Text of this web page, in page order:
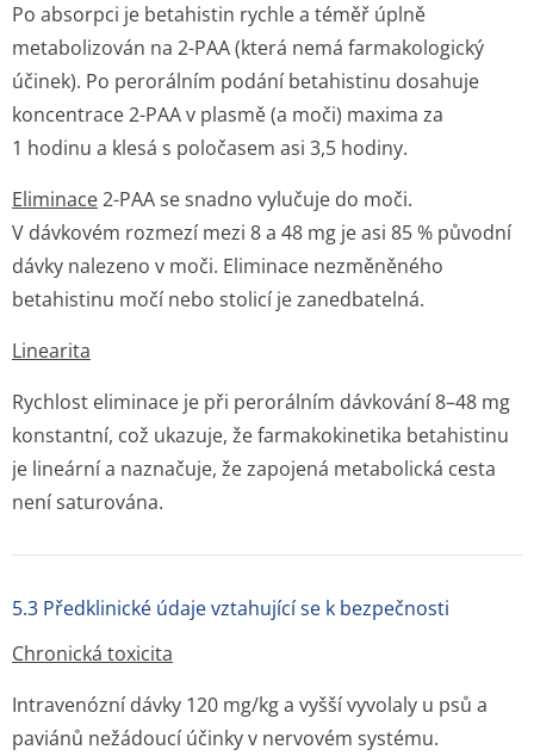
Po absorpci je betahistin rychle a téměř úplně
metabolizován na 2-PAA (která nemá farmakologický
účinek). Po perorálním podání betahistinu dosahuje
koncentrace 2-PAA v plasmě (a moči) maxima za
1 hodinu a klesá s poločasem asi 3,5 hodiny.
Eliminace2-PAA se snadno vylučuje do moči.
V dávkovém rozmezí mezi 8 a 48 mg je asi 85 % původní
dávky nalezeno v moči. Eliminace nezměněného
betahistinu močí nebo stolicí je zanedbatelná.
Linearita
Rychlost eliminace je při perorálním dávkování 8–48 mg
konstantní, což ukazuje, že farmakokinetika betahistinu
je lineární a naznačuje, že zapojená metabolická cesta
není saturována.
5.3 Předklinické údaje vztahující se k bezpečnosti
Chronická toxicita
Intravenózní dávky 120 mg/kg a vyšší vyvolaly u psů a
paviánů nežádoucí účinky v nervovém systému.